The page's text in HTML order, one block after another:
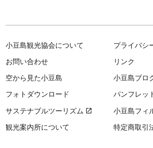
小豆島観光協会について プライバシ
お問い合わせ リンク
空から見た小豆島 小豆島ブロ
フォトダウンロード パンフレッ
サステナブルツーリズム 小豆島フィ
観光案内所について 特定商取引